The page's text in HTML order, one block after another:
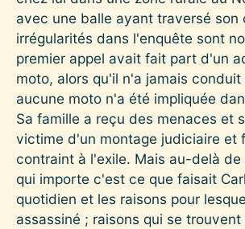
avec une balle ayant traversé son
irrégularités dans l'enquête sont
premier appel avait fait part d'un
moto, alors qu'il n'a jamais
aucune moto n'a été impliquée
Sa famille a reçu des menaces et
victime d'un montage judiciaire et
contraint à l'exile. Mais au-delà
qui importe c'est ce que faisait
quotidien et les raisons pour
assassiné ; raisons qui se